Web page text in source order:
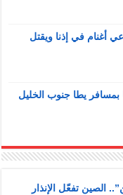
أغنام في إذنا ويقتل
يطا جنوب الخليل
الصين تفعّل الإنذار